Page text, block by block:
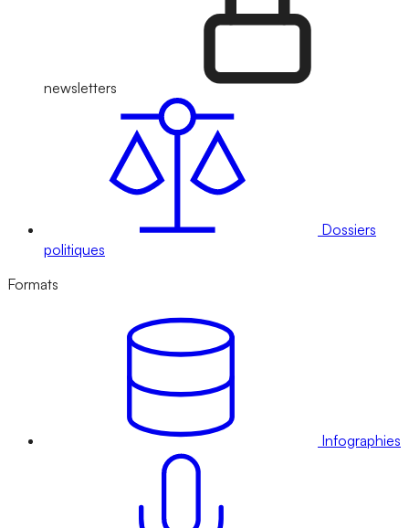
newsletters
Dossiers
politiques
Formats
Infographies